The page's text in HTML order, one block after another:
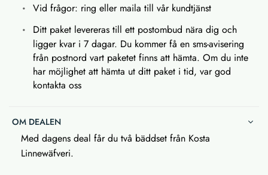
Vid frågor: ring eller maila till vår kundtjänst
Ditt paket levereras till ett postombud nära dig och
ligger kvar i 7 dagar. Du kommer få en sms-avisering
från postnord vart paketet finns att hämta. Om du inte
har möjlighet att hämta ut ditt paket i tid, var god
kontakta oss
OM DEALEN
Med dagens deal får du två bäddset från Kosta
Linnewäfveri.